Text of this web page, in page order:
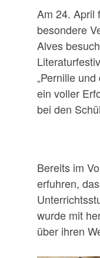
Am 24. April
besondere
Alves
„Pernille
ein voller
bei den
Bereits im
erfuhren,
wurde mit
über ihren